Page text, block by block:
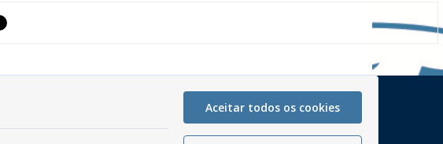
Mapa do Site
Perguntas frequentes
Aceitar todos os cookies